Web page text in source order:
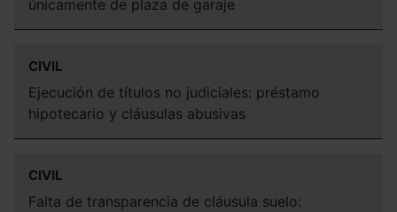
únicamente de plaza de garaje
CIVIL
Ejecución de títulos no judiciales: préstamo
hipotecario y cláusulas abusivas
CIVIL
Falta de transparencia de cláusula suelo: